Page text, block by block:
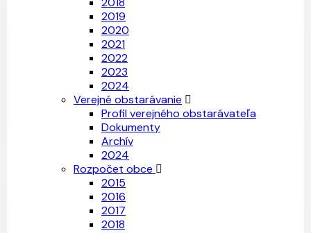
2019
2020
2021
2022
2023
2024
Verejné obstarávanie
Profil verejného obstarávateľa
Dokumenty
Archív
2024
Rozpočet obce
2015
2016
2017
2018